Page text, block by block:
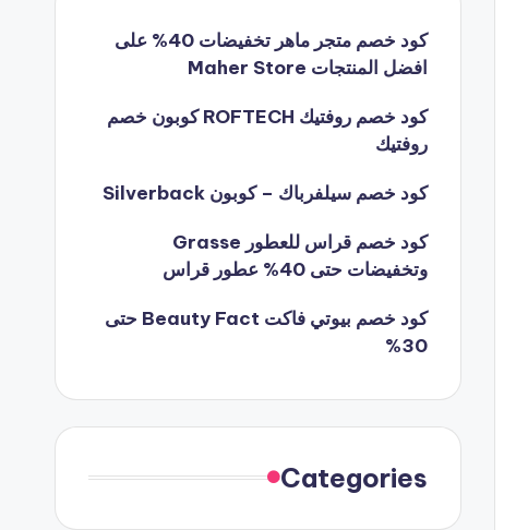
كود خصم متجر ماهر تخفيضات 40% على
افضل المنتجات Maher Store
كود خصم روفتيك ROFTECH كوبون خصم
روفتيك
كود خصم سيلفرباك – كوبون Silverback
كود خصم قراس للعطور Grasse
وتخفيضات حتى 40% عطور قراس
كود خصم بيوتي فاكت Beauty Fact حتى
30%
Categories